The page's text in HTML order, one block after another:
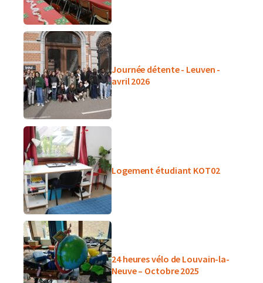
Journée détente - Leuven -
avril 2026
Logement étudiant KOT02
24 heures vélo de Louvain-la-
Neuve – Octobre 2025